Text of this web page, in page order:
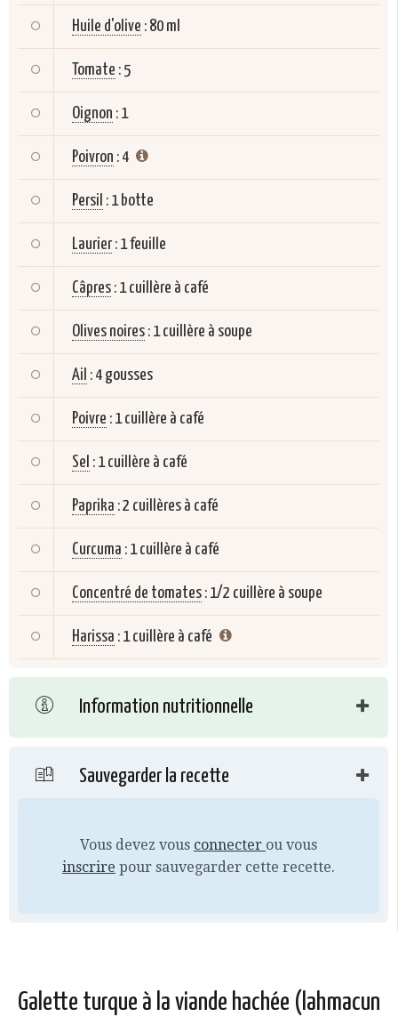
Huile d'olive : 80 ml
Tomate : 5
Oignon : 1
Poivron : 4
Persil : 1 botte
Laurier : 1 feuille
Câpres : 1 cuillère à café
Olives noires : 1 cuillère à soupe
Ail : 4 gousses
Poivre : 1 cuillère à café
Sel : 1 cuillère à café
Paprika :2 cuillères à café
Curcuma : 1 cuillère à café
Concentré de tomates : 1/2 cuillère à soupe
Harissa : 1 cuillère à café
Information nutritionnelle
Sauvegarder la recette
Vous devez vous connecter ou vous
inscrire pour sauvegarder cette recette.
Galette turque à la viande hachée (lahmacun